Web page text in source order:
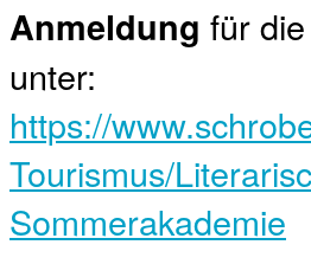
Anmeldung für
unter:
https://
Tourismus/
Sommerakademie